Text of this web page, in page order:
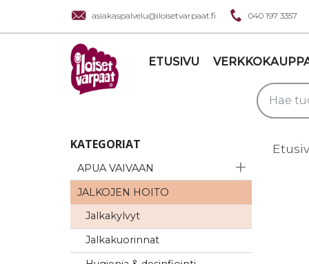
asiakaspalvelu@iloisetvarpaat.fi 040 197 3357
ETUSIVU
KATEGORIAT
APUA VAIVAAN
JALKOJEN HOITO
Jalkakylvyt
Jalkakuorinnat